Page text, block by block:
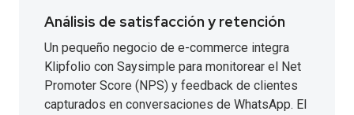
Análisis de satisfacción y retención
Un pequeño negocio de e-commerce integra
Klipfolio con Saysimple para monitorear el Net
Promoter Score (NPS) y feedback de clientes
capturados en conversaciones de WhatsApp. El